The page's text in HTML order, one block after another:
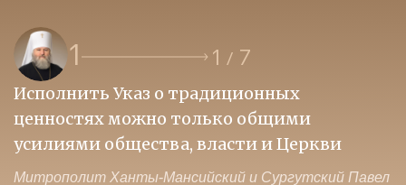
1 1 / 7
Исполнить Указ о традиционных
ценностях можно только общими
усилиями общества, власти и Церкви
Митрополит Ханты-Мансийский и Сургутский Павел